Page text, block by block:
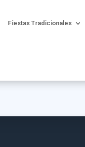
Fiestas Tradicionales